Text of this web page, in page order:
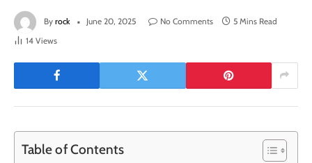
By rock June 20, 2025 No Comments
5 Mins Read
14 Views
Table of Contents